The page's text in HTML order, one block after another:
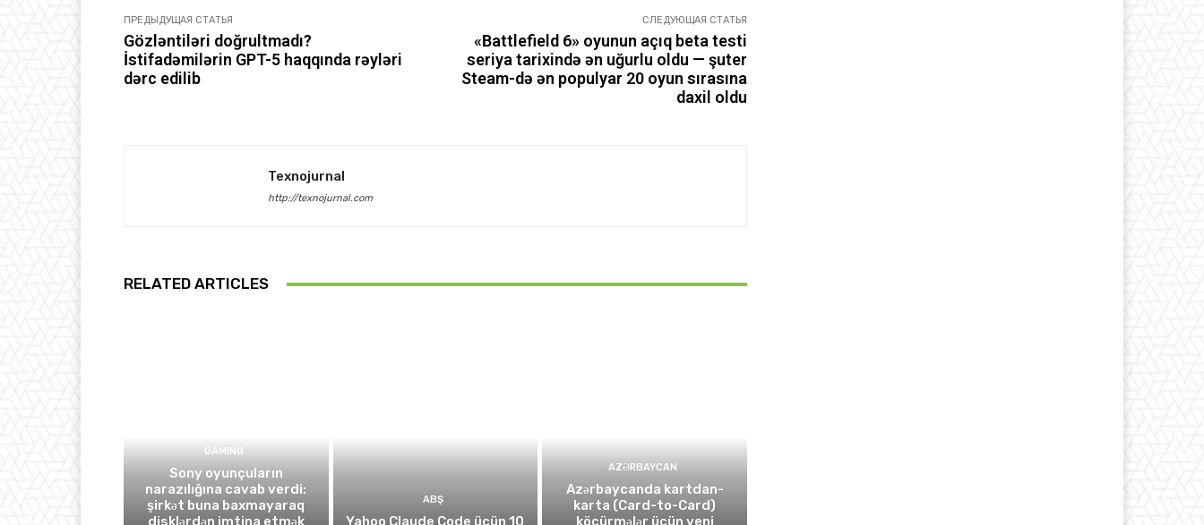
ПРЕДЫДУЩАЯ СТАТЬЯ
Gözləntiləri doğrultmadı?
İstifadəmilərin GPT-5 haqqında rəyləri
dərc edilib
СЛЕДУЮЩАЯ СТАТЬЯ
«Battlefield 6» oyunun açıq beta testi
seriya tarixində ən uğurlu oldu — şuter
Steam-də ən populyar 20 oyun sırasına
daxil oldu
Texnojurnal
http://texnojurnal.com
RELATED ARTICLES
GAMING
Sony oyunçuların
narazılığına cavab verdi:
şirkət buna baxmayaraq
disklərdən imtina etmək
ABŞ
Yahoo Claude Code üçün 10
AZƏRBAYCAN
Azərbaycanda kartdan-
karta (Card-to-Card)
köçürmələr üçün yeni